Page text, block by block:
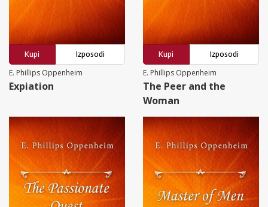
Kupi
Izposodi
E. Phillips Oppenheim
Expiation
Kupi
Izposodi
E. Phillips Oppenheim
The Peer and the
Woman